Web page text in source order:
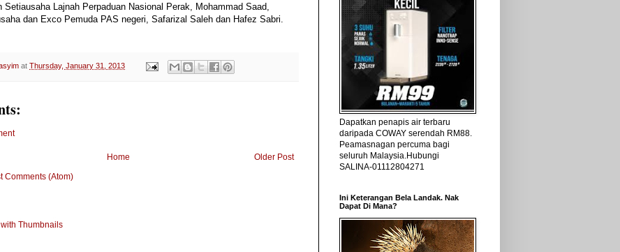
Setiausaha Lajnah Perpaduan Nasional Perak, Mohammad Saad,
dan Exco Pemuda PAS negeri, Safarizal Saleh dan Hafez Sabri.
at Thursday, January 31, 2013
Older Post
Home
Comments (Atom)
Dapatkan penapis air terbaru
daripada COWAY serendah RM88.
Peamasnagan percuma bagi
seluruh Malaysia.Hubungi
SALINA-01112804271
Ini Keterangan Bela Landak. Nak
Dapat Di Mana?